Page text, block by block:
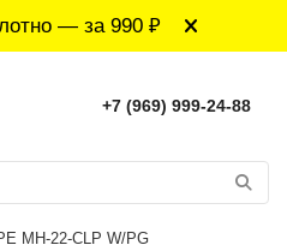
— за 990 ₽
+7 (969) 999-24-88
MH-22-CLP W/PG